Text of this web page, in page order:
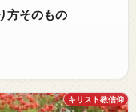
方そのもの
キリスト教信仰